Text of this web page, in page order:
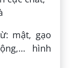
mật, gạo
hình